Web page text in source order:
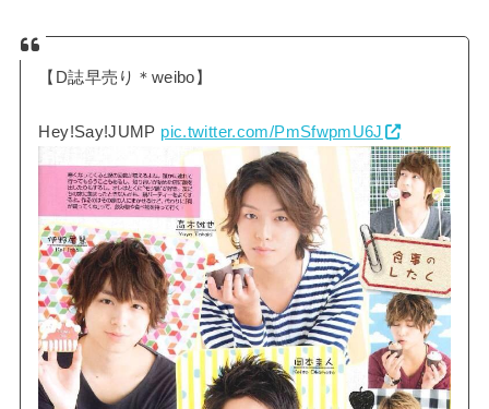
【D誌早売り＊weibo】
Hey!Say!JUMP pic.twitter.com/PmSfwpmU6J